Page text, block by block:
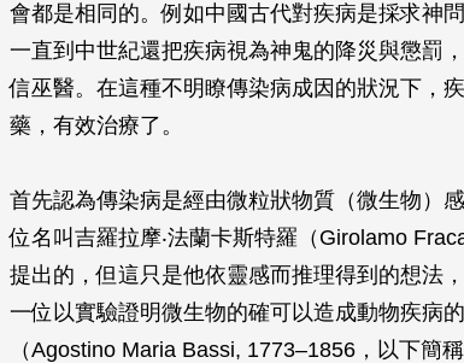
會都是相同的。例如中國古代對疾病是採求神
一直到中世紀還把疾病視為神鬼的降災與懲罰
信巫醫。在這種不明瞭傳染病成因的狀況下，
藥，有效治療了。
首先認為傳染病是經由微粒狀物質（微生物）
位名叫吉羅拉摩‧法蘭卡斯特羅（Girolamo
提出的，但這只是他依靈感而推理得到的想法
一位以實驗證明微生物的確可以造成動物疾病
（Agostino Maria Bassi, 1773–1856，以下簡稱